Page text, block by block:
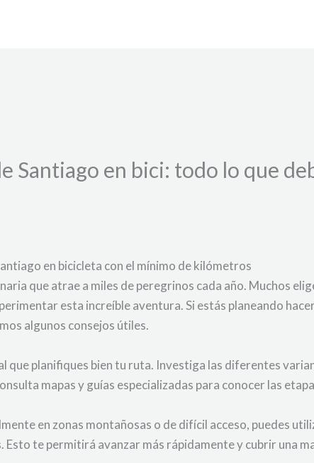
Santiago en bici: todo lo que
en bicicleta con el mínimo de kilómetros
que atrae a miles de peregrinos cada año. Muchos
esta increíble aventura. Si estás planeando
algunos consejos útiles.
que planifiques bien tu ruta. Investiga las diferentes
mapas y guías especializadas para conocer las
en zonas montañosas o de difícil acceso, puedes
te permitirá avanzar más rápidamente y cubrir una